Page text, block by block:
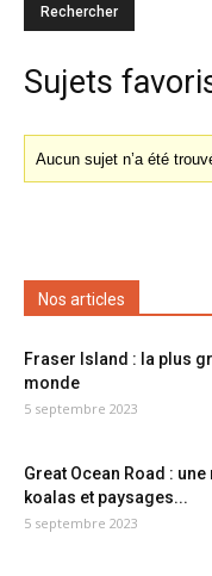
Sujets
Aucun sujet n’a été
Nos articles
Fraser Island : la plus
monde
5 septembre 2023
Great Ocean Road :
koalas et paysages...
5 septembre 2023